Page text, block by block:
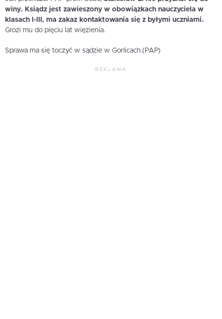
winy. Ksiądz jest zawieszony w obowiązkach nauczyciela w
klasach I-III, ma zakaz kontaktowania się z byłymi uczniami.
Grozi mu do pięciu lat więzienia.
Sprawa ma się toczyć w sądzie w Gorlicach.(PAP)
REKLAMA